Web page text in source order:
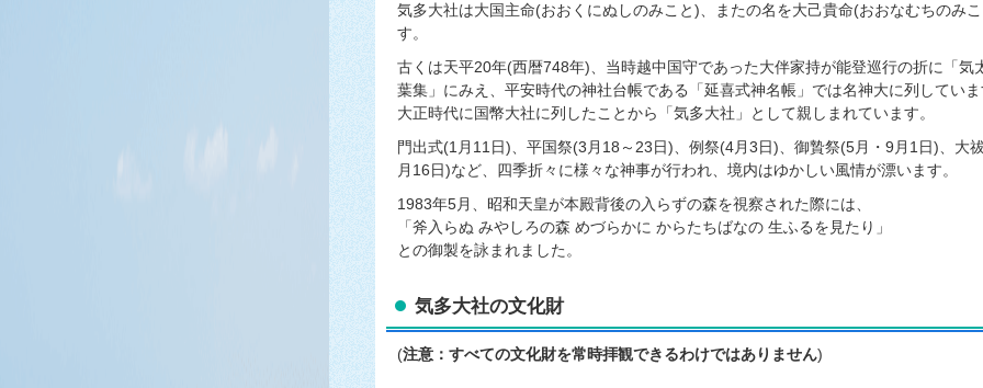
気多大社は大国主命(おおくにぬしのみこと)、またの名を大己貴命(おおなむちのみ
す。
古くは天平20年(西暦748年)、当時越中国守であった大伴家持が能登巡行の折に「気
葉集」にみえ、平安時代の神社台帳である「延喜式神名帳」では名神大に列してい
大正時代に国幣大社に列したことから「気多大社」として親しまれています。
門出式(1月11日)、平国祭(3月18～23日)、例祭(4月3日)、御贄祭(5月・9月1日)、大
月16日)など、四季折々に様々な神事が行われ、境内はゆかしい風情が漂います。
1983年5月、昭和天皇が本殿背後の入らずの森を視察された際には、
「斧入らぬ みやしろの森 めづらかに からたちばなの 生ふるを見たり」
との御製を詠まれました。
気多大社の文化財
(注意：すべての文化財を常時拝観できるわけではありません)